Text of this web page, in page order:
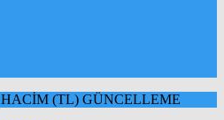
HACİM (TL) GÜNCELLEME